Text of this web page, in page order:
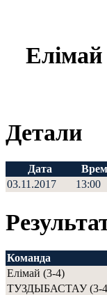
Елімай
Детали
Дата
03.11.2017
13:00
Команда
Елімай (3-4)
ТУЗДЫБАСТАУ (3-